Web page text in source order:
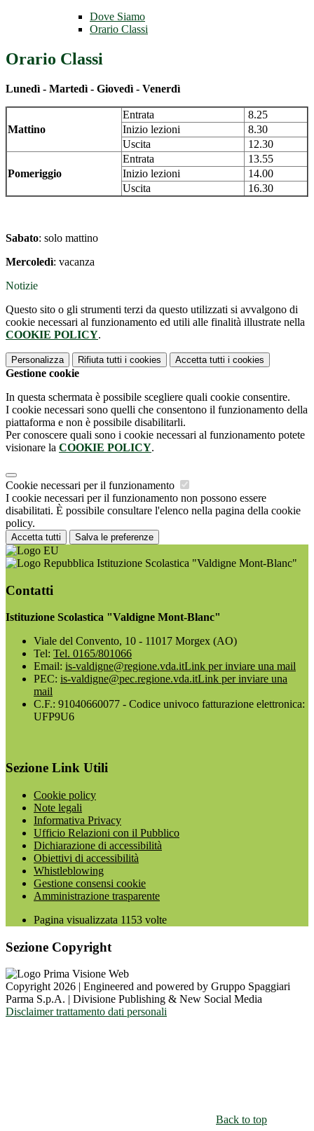
Dove Siamo
Orario Classi
Orario Classi
Lunedì - Martedì - Giovedì - Venerdì
Mattino
Entrata
8.25
Inizio lezioni
8.30
Uscita
12.30
Pomeriggio
Entrata
13.55
Inizio lezioni
14.00
Uscita
16.30
Sabato: solo mattino
Mercoledì: vacanza
Notizie
Questo sito o gli strumenti terzi da questo utilizzati si avvalgono di
cookie necessari al funzionamento ed utili alle finalità illustrate nella
COOKIE POLICY.
Personalizza Rifiuta tutti i cookies Accetta tutti i cookies
Gestione cookie
In questa schermata è possibile scegliere quali cookie consentire.
I cookie necessari sono quelli che consentono il funzionamento della
piattaforma e non è possibile disabilitarli.
Per conoscere quali sono i cookie necessari al funzionamento potete
visionare la COOKIE POLICY.
Cookie necessari per il funzionamento
I cookie necessari per il funzionamento non possono essere
disabilitati. È possibile consultare l'elenco nella pagina della cookie
policy.
Accetta tutti Salva le preferenze
Istituzione Scolastica "Valdigne Mont-Blanc"
Contatti
Istituzione Scolastica "Valdigne Mont-Blanc"
Viale del Convento, 10 - 11017 Morgex (AO)
Tel: Tel. 0165/801066
Email: is-valdigne@regione.vda.itLink per inviare una mail
PEC: is-valdigne@pec.regione.vda.itLink per inviare una
mail
C.F.: 91040660077 - Codice univoco fatturazione elettronica:
UFP9U6
Sezione Link Utili
Cookie policy
Note legali
Informativa Privacy
Ufficio Relazioni con il Pubblico
Dichiarazione di accessibilità
Obiettivi di accessibilità
Whistleblowing
Gestione consensi cookie
Amministrazione trasparente
Pagina visualizzata 1153 volte
Sezione Copyright
Copyright 2026 | Engineered and powered by Gruppo Spaggiari
Parma S.p.A. | Divisione Publishing & New Social Media
Disclaimer trattamento dati personali
Back to top